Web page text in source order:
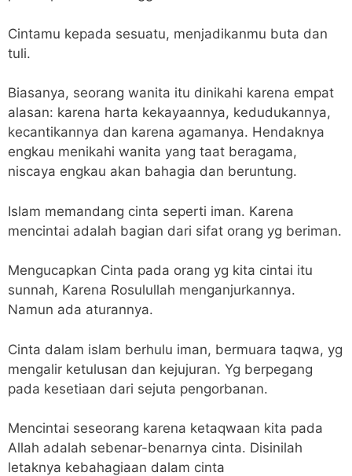
Cintamu kepada sesuatu, menjadikanmu buta dan
tuli.
Biasanya, seorang wanita itu dinikahi karena empat
alasan: karena harta kekayaannya, kedudukannya,
kecantikannya dan karena agamanya. Hendaknya
engkau menikahi wanita yang taat beragama,
niscaya engkau akan bahagia dan beruntung.
Islam memandang cinta seperti iman. Karena
mencintai adalah bagian dari sifat orang yg beriman.
Mengucapkan Cinta pada orang yg kita cintai itu
sunnah, Karena Rosulullah menganjurkannya.
Namun ada aturannya.
Cinta dalam islam berhulu iman, bermuara taqwa, yg
mengalir ketulusan dan kejujuran. Yg berpegang
pada kesetiaan dari sejuta pengorbanan.
Mencintai seseorang karena ketaqwaan kita pada
Allah adalah sebenar-benarnya cinta. Disinilah
letaknya kebahagiaan dalam cinta